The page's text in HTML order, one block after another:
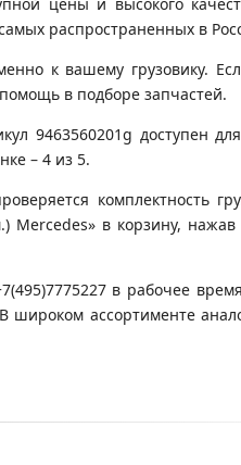
распространенных в
к вашему грузовику.
в подборе запчастей.
9463560201g доступен
– 4 из 5.
комплектность
Mercedes» в корзину,
в рабочее
широком ассортименте